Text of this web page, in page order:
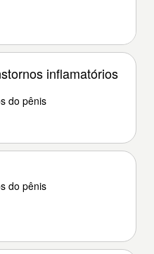
inflamatórios
do pênis
do pênis